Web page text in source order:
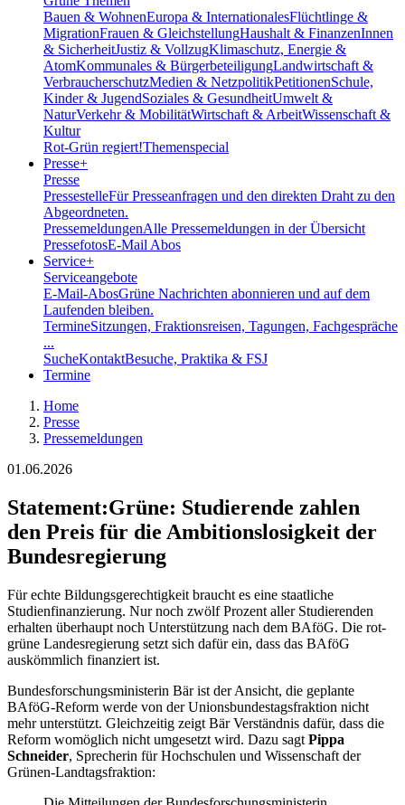
Bauen & WohnenEuropa & InternationalesFlüchtlinge &
MigrationFrauen & GleichstellungHaushalt & FinanzenInnen
& SicherheitJustiz & VollzugKlimaschutz, Energie &
AtomKommunales & BürgerbeteiligungLandwirtschaft &
VerbraucherschutzMedien & NetzpolitikPetitionenSchule,
Kinder & JugendSoziales & GesundheitUmwelt &
NaturVerkehr & MobilitätWirtschaft & ArbeitWissenschaft &
Kultur
Rot-Grün regiert!Themenspecial
Presse+
Presse
PressestelleFür Presseanfragen und den direkten Draht zu den
Abgeordneten.
PressemeldungenAlle Pressemeldungen in der Übersicht
PressefotosE-Mail Abos
Service+
Serviceangebote
E-Mail-AbosGrüne Nachrichten abonnieren und auf dem
Laufenden bleiben.
TermineSitzungen, Fraktionsreisen, Tagungen, Fachgespräche
...
SucheKontaktBesuche, Praktika & FSJ
Termine
Home
Presse
Pressemeldungen
01.06.2026
Statement:Grüne: Studierende zahlen
den Preis für die Ambitionslosigkeit der
Bundesregierung
Für echte Bildungsgerechtigkeit braucht es eine staatliche
Studienfinanzierung. Nur noch zwölf Prozent aller Studierenden
erhalten überhaupt noch Unterstützung nach dem BAföG. Die rot-
grüne Landesregierung setzt sich dafür ein, dass das BAföG
auskömmlich finanziert ist.
Bundesforschungsministerin Bär ist der Ansicht, die geplante
BAföG-Reform werde von der Unionsbundestagsfraktion nicht
mehr unterstützt. Gleichzeitig zeigt Bär Verständnis dafür, dass die
Reform womöglich nicht umgesetzt wird. Dazu sagt Pippa
Schneider, Sprecherin für Hochschulen und Wissenschaft der
Grünen-Landtagsfraktion: